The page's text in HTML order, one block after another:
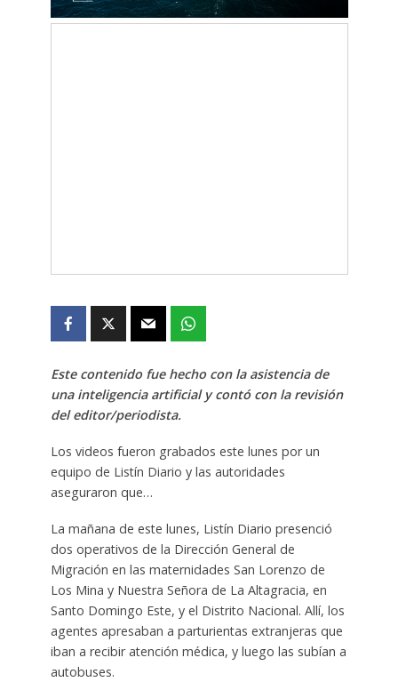
Este contenido fue hecho con la asistencia de
una inteligencia artificial y contó con la revisión
del editor/periodista.
Los videos fueron grabados este lunes por un
equipo de Listín Diario y las autoridades
aseguraron que…
La mañana de este lunes, Listín Diario presenció
dos operativos de la Dirección General de
Migración en las maternidades San Lorenzo de
Los Mina y Nuestra Señora de La Altagracia, en
Santo Domingo Este, y el Distrito Nacional. Allí, los
agentes apresaban a parturientas extranjeras que
iban a recibir atención médica, y luego las subían a
autobuses.